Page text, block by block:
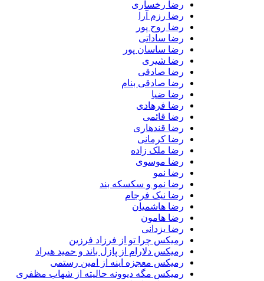
رضا رخساری
رضا رزم آرا
رضا روح پور
رضا ساداتی
رضا ساسان پور
رضا شیری
رضا صادقی
رضا صادقی بنام
رضا ضیا
رضا فرهادی
رضا قائمی
رضا قندهاری
رضا کرمانی
رضا ملک زاده
رضا موسوی
رضا نمو
رضا نمو و سکسکه بند
رضا نیک فرجام
رضا هاشمیان
رضا هامون
رضا یزدانی
رمیکس چرا تو از فرزاد فرزین
رمیکس دلارام از پازل باند و حمید هیراد
رمیکس معجزه اینه از امین رستمی
رمیکس مگه دیوونه حالیته از شهاب مظفری